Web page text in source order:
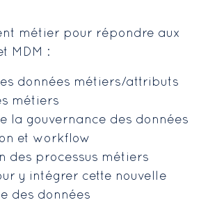
métier pour répondre aux
MDM :
données métiers/attributs
métiers
la gouvernance des données
et workflow
des processus métiers
y intégrer cette nouvelle
des données